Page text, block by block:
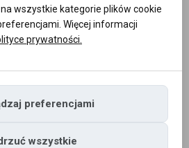
wszystkie kategorie plików cookie
Więcej informacji
prywatności.
preferencjami
wszystkie